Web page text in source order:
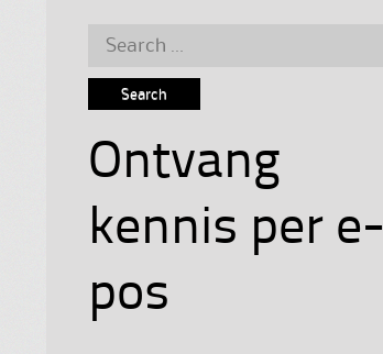
Search
Ontvang
kennis per e-
pos